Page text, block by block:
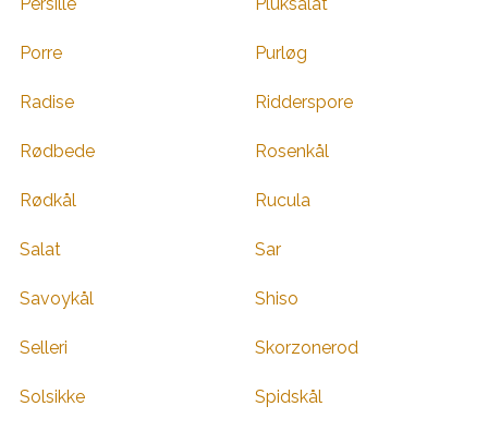
Persille Pluksalat
Porre Purløg
Radise Ridderspore
Rødbede Rosenkål
Rødkål Rucula
Salat Sar
Savoykål Shiso
Selleri Skorzonerod
Solsikke Spidskål